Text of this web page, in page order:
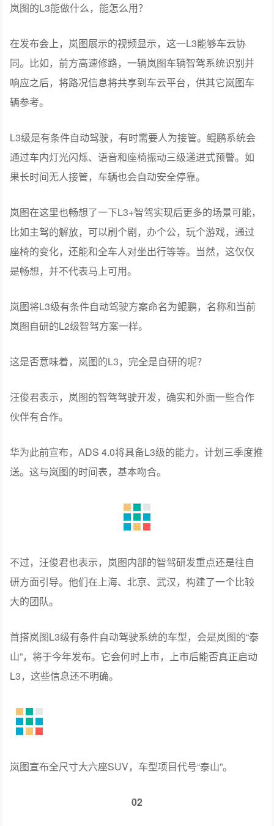
岚图的L3能做什么，能怎么用？
在发布会上，岚图展示的视频显示，这一L3能够车云协
同。比如，前方高速修路，一辆岚图车辆智驾系统识别并
响应之后，将路况信息将共享到车云平台，供其它岚图车
辆参考。
L3级是有条件自动驾驶，有时需要人为接管。鲲鹏系统会
通过车内灯光闪烁、语音和座椅振动三级递进式预警。如
果长时间无人接管，车辆也会自动安全停靠。
岚图在这里也畅想了一下L3+智驾实现后更多的场景可能，
比如主驾的解放，可以刷个剧，办个公，玩个游戏，通过
座椅的变化，还能和全车人对坐出行等等。当然，这仅仅
是畅想，并不代表马上可用。
岚图将L3级有条件自动驾驶方案命名为鲲鹏，名称和当前
岚图自研的L2级智驾方案一样。
这是否意味着，岚图的L3，完全是自研的呢？
汪俊君表示，岚图的智驾驾驶开发，确实和外面一些合作
伙伴有合作。
华为此前宣布，ADS 4.0将具备L3级的能力，计划三季度推
送。这与岚图的时间表，基本吻合。
不过，汪俊君也表示，岚图内部的智驾研发重点还是往自
大的团队。
首搭岚图L3级有条件自动驾驶系统的车型，会是岚图的“泰
L3，这些信息还不明确。
岚图宣布全尺寸大六座SUV，车型项目代号“泰山”。
02
岚图FREE：争当前三